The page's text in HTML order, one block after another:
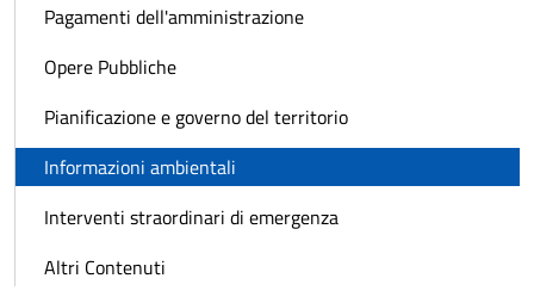
Pagamenti dell'amministrazione
Opere Pubbliche
Pianificazione e governo del territorio
Informazioni ambientali
Interventi straordinari di emergenza
Altri Contenuti